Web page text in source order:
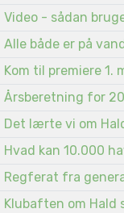
Alle både er på
Kom til premiere 1.
Årsberetning for
Det lærte vi om
Regferat fra
Klubaften om Hald